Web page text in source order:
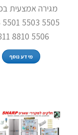
מגירה אמצעית
5506 8810 8811
מידע נוסף